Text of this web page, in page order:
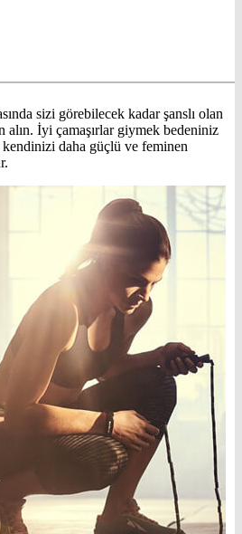
sizi görebilecek kadar şanslı olan
İyi çamaşırlar giymek bedeniniz
kendinizi daha güçlü ve feminen